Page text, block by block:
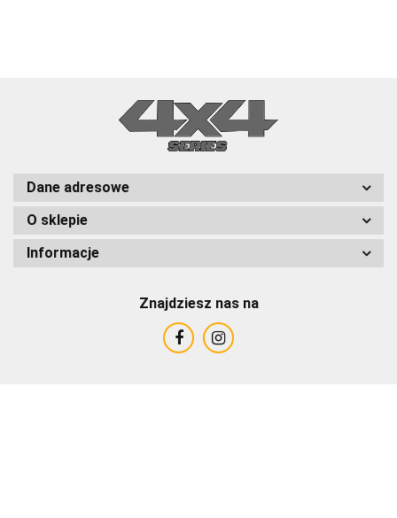
Dane adresowe
O sklepie
Informacje
Znajdziesz nas na